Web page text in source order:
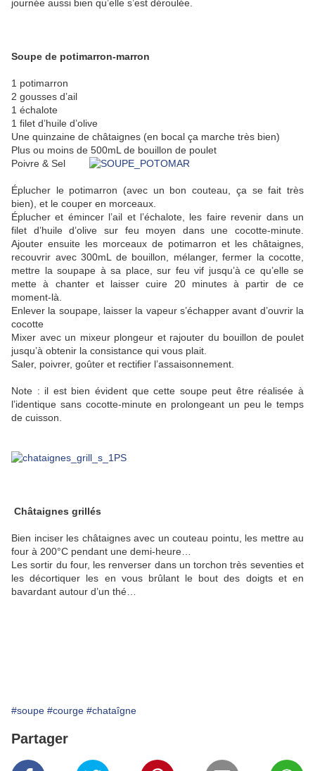
journée aussi bien qu’elle s’est déroulée.
Soupe de potimarron-marron
1 potimarron
2 gousses d’ail
1 échalote
1 filet d’huile d’olive
Une quinzaine de châtaignes (en bocal ça marche très bien)
Plus ou moins de 500mL de bouillon de poulet
Poivre & Sel
Éplucher le potimarron (avec un bon couteau, ça se fait très
bien), et le couper en morceaux.
Éplucher et émincer l’ail et l’échalote, les faire revenir dans un
filet d’huile d’olive sur feu moyen dans une cocotte-minute.
Ajouter ensuite les morceaux de potimarron et les châtaignes,
recouvrir avec 300mL de bouillon, mélanger, fermer la cocotte,
mettre la soupape à sa place, sur feu vif jusqu’à ce qu’elle se
mette à chanter et laisser cuire 20 minutes à partir de ce
moment-là.
Enlever la soupape, laisser la vapeur s’échapper avant d’ouvrir la
cocotte
Mixer avec un mixeur plongeur et rajouter du bouillon de poulet
jusqu’à obtenir la consistance qui vous plait.
Saler, poivrer, goûter et rectifier l’assaisonnement.
Note : il est bien évident que cette soupe peut être réalisée à
l’identique sans cocotte-minute en prolongeant un peu le temps
de cuisson.
Châtaignes grillés
Bien inciser les châtaignes avec un couteau pointu, les mettre au
four à 200°C pendant une demi-heure…
Les sortir du four, les renverser dans un torchon très seventies et
les décortiquer les en vous brûlant le bout des doigts et en
bavardant autour d’un thé…
#soupe #courge #chataîgne
Partager